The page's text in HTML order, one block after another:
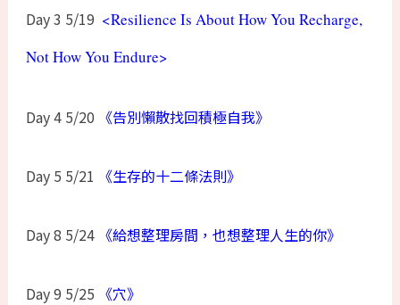
Day 3 5/19 <Resilience Is About How You Recharge,
Not How You Endure>
Day 4 5/20 《告別懶散找回積極自我》
Day 5 5/21 《生存的十二條法則》
Day 8 5/24 《給想整理房間，也想整理人生的你》
Day 9 5/25 《穴》